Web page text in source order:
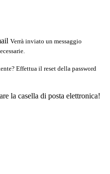
Verrà inviato un messaggio
Effettua il reset della password
la casella di posta elettronica!